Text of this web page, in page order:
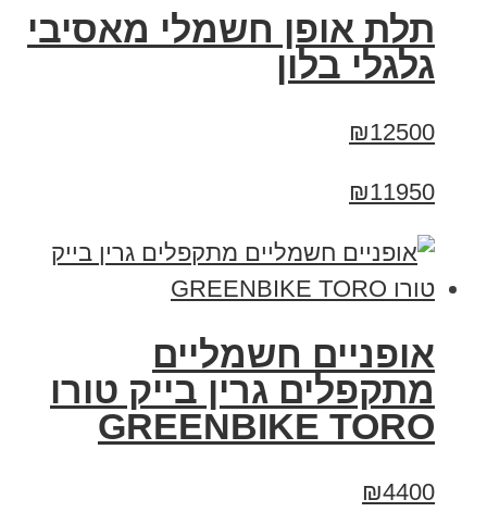
תלת אופן חשמלי מאסיבי
גלגלי בלון
₪12500
₪11950
אופניים חשמליים
מתקפלים גרין בייק טורו
GREENBIKE TORO
₪4400